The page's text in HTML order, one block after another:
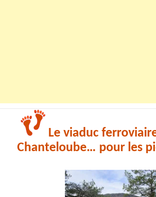
Le viaduc
Chanteloube… pour les